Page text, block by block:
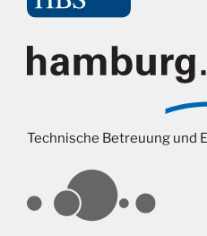
Technische Betreuung und